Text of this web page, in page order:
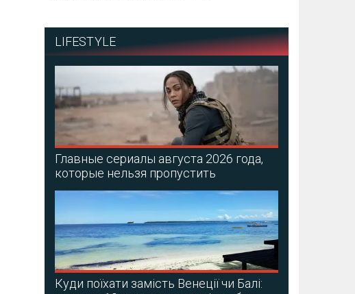
LIFESTYLE
Главные сериалы августа 2026 года,
которые нельзя пропустить
Куди поїхати замість Венеції чи Балі: